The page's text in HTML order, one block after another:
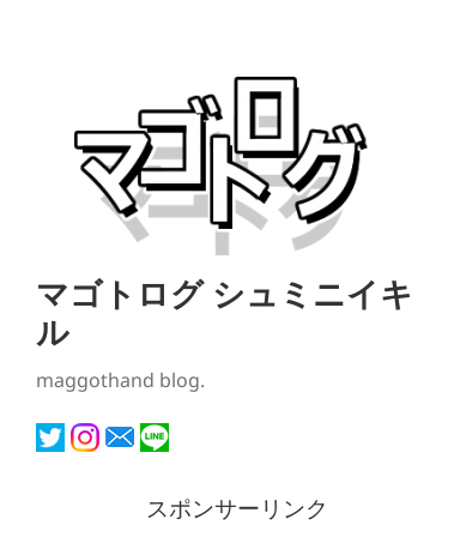
マゴトログ シュミニイキ
ル
maggothand blog.
スポンサーリンク